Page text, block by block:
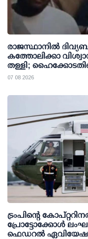
രാജസ്ഥാനിൽ
കത്തോലിക്കാ
തള്ളി;
07 08 2026
ട്രംപിന്റെ
പ്രോട്ടോക്കോള്‍
ഫെഡറല്‍